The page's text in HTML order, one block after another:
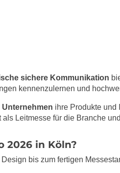
sichere Kommunikation
kennenzulernen und
ihre Produkte und
Leitmesse für die Branche
2026 in Köln?
bis zum fertigen